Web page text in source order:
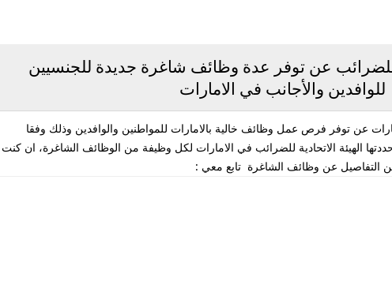
للضرائب عن توفر عدة وظائف شاغرة جديدة للجنسيين
للوافدين والأجانب في الامارات
عن توفر فرص عمل وظائف خالية بالامارات للمواطنين والوافدين وذلك وفقا
الهيئة الاتحادية للضرائب في الامارات لكل وظيفة من الوظائف الشاغرة، ان كنت
التفاصيل عن وظائف الشاغرة تابع معي :